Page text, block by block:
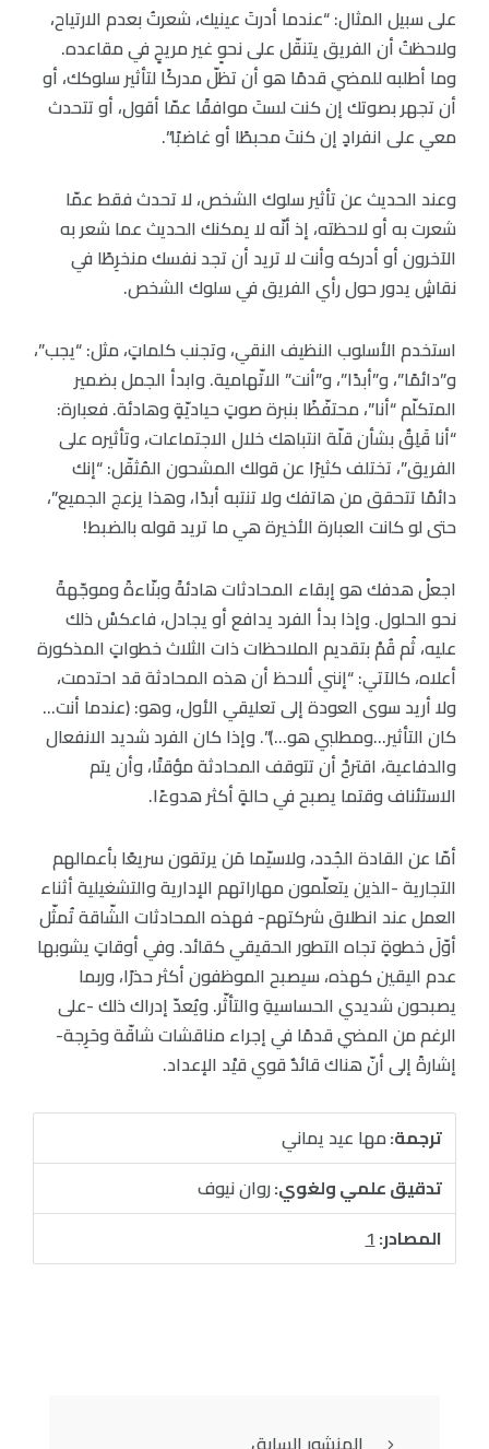
على سبيل المثال: “عندما أدرتَ عينيك، شعرتُ بعدم الارتياح،
ولاحظتُ أن الفريق يتنقّل على نحوٍ غير مريحٍ في مقاعده.
وما أطلبه للمضي قدمًا هو أن تظلّ مدركًا لتأثير سلوكك، أو
أن تجهر بصوتك إن كنت لستَ موافقًا عمّا أقول، أو تتحدث
معي على انفرادٍ إن كنتَ محبطًا أو غاضبًا”.
وعند الحديث عن تأثير سلوك الشخص، لا تحدث فقط عمّا
شعرت به أو لاحظته، إذ أنّه لا يمكنك الحديث عما شعر به
الآخرون أو أدركه وأنت لا تريد أن تجد نفسك منخرِطًا في
نقاشٍ يدور حول رأي الفريق في سلوك الشخص.
استخدم الأسلوب النظيف النقي، وتجنب كلماتٍ، مثل: “يجب”،
و”دائمًا”، و”أبدًا”، و”أنت” الاتّهامية. وابدأ الجمل بضمير
المتكلّم “أنا”، محتفّظًا بنبرة صوتٍ حياديّةٍ وهادئة. فعبارة:
“أنا قَلِقٌ بشأن قلّة انتباهك خلال الاجتماعات، وتأثيره على
الفريق”، تختلف كثيرًا عن قولك المشحون المُثقّل: “إنك
دائمًا تتحقق من هاتفك ولا تنتبه أبدًا، وهذا يزعج الجميع”،
حتى لو كانت العبارة الأخيرة هي ما تريد قوله بالضبط!
اجعلْ هدفك هو إبقاء المحادثات هادئةً وبنّاءةً وموجّهةً
نحو الحلول. وإذا بدأ الفرد يدافع أو يجادل، فاعكسْ ذلك
عليه، ثُم قُمْ بتقديم الملاحظات ذات الثلاث خطواتٍ المذكورة
أعلاه، كالآتي: “إنني ألاحظ أن هذه المحادثة قد احتدمت،
ولا أريد سوى العودة إلى تعليقي الأول، وهو: (عندما أنت…
كان التأثير…ومطلبي هو…)”. وإذا كان الفرد شديد الانفعال
والدفاعية، اقترحْ أن تتوقف المحادثة مؤقتًا، وأن يتم
الاستئناف وقتما يصبح في حالةٍ أكثر هدوءًا.
أمّا عن القادة الجُدد، ولاسيّما مَن يرتقون سريعًا بأعمالهم
التجارية -الذين يتعلّمون مهاراتهم الإدارية والتشغيلية أثناء
العمل عند انطلاق شركتهم- فهذه المحادثات الشّاقة تُمثّل
أوّلَ خطوةٍ تجاه التطور الحقيقي كقائد. وفي أوقاتٍ يشوبها
عدم اليقين كهذه، سيصبح الموظفون أكثر حذرًا، وربما
يصبحون شديدي الحساسيةِ والتأثّر. ويُعدّ إدراك ذلك -على
الرغم من المضي قدمًا في إجراء مناقشات شاقّة وحَرِجة-
إشارةً إلى أنّ هناك قائدٌ قوي قيْد الإعداد.
ترجمة:مها عيد يماني
تدقيق علمي ولغوي:روان نيوف
المصادر:1